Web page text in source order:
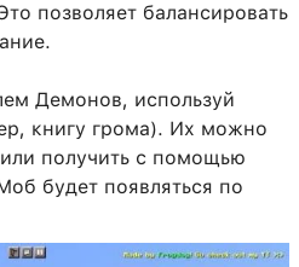
позволяет балансировать
Демонов, используй
книгу грома). Их можно
получить с помощью
будет появляться по